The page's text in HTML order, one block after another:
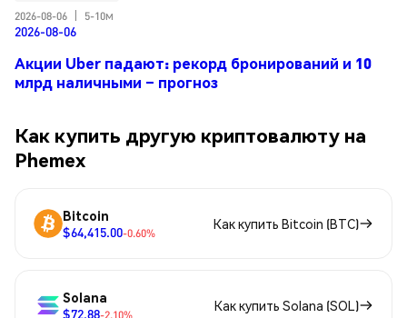
2026-08-06
5-10м
2026-08-06
Акции Uber падают: рекорд бронирований и 10
млрд наличными – прогноз
Как купить другую криптовалюту на
Phemex
Bitcoin
$64,415.00-0.60%
Как купить Bitcoin (BTC)
Solana
$72.88-2.10%
Как купить Solana (SOL)